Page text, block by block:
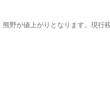
野が値上がりとなります。現行